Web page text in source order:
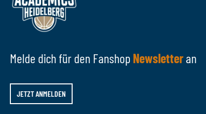
Melde dich für den Fanshop Newsletteran
JETZT ANMELDEN